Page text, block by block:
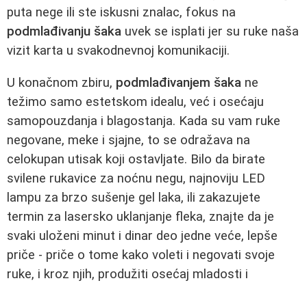
puta nege ili ste iskusni znalac, fokus na
podmlađivanju šaka uvek se isplati jer su ruke naša
vizit karta u svakodnevnoj komunikaciji.
U konačnom zbiru, podmlađivanjem šaka ne
težimo samo estetskom idealu, već i osećaju
samopouzdanja i blagostanja. Kada su vam ruke
negovane, meke i sjajne, to se odražava na
celokupan utisak koji ostavljate. Bilo da birate
svilene rukavice za noćnu negu, najnoviju LED
lampu za brzo sušenje gel laka, ili zakazujete
termin za lasersko uklanjanje fleka, znajte da je
svaki uloženi minut i dinar deo jedne veće, lepše
priče - priče o tome kako voleti i negovati svoje
ruke, i kroz njih, produžiti osećaj mladosti i